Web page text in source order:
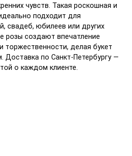
чувств. Такая роскошная и
подходит для
свадеб, юбилеев или других
розы создают впечатление
торжественности, делая букет
по Санкт-Петербургу —
о каждом клиенте.